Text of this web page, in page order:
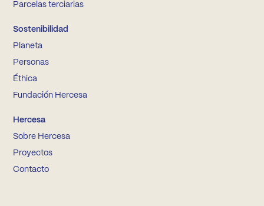
Parcelas terciarias
Sostenibilidad
Planeta
Personas
Éthica
Fundación Hercesa
Hercesa
Sobre Hercesa
Proyectos
Contacto